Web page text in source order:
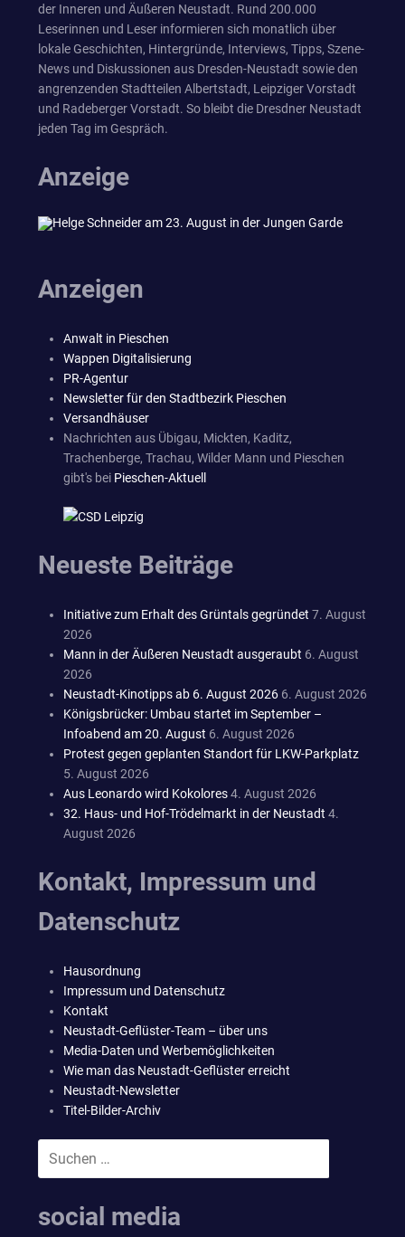
der Inneren und Äußeren Neustadt. Rund 200.000
Leserinnen und Leser informieren sich monatlich über
lokale Geschichten, Hintergründe, Interviews, Tipps, Szene-
News und Diskussionen aus Dresden-Neustadt sowie den
angrenzenden Stadtteilen Albertstadt, Leipziger Vorstadt
und Radeberger Vorstadt. So bleibt die Dresdner Neustadt
jeden Tag im Gespräch.
Anzeige
Anzeigen
Anwalt in Pieschen
Wappen Digitalisierung
PR-Agentur
Newsletter für den Stadtbezirk Pieschen
Versandhäuser
Nachrichten aus Übigau, Mickten, Kaditz,
Trachenberge, Trachau, Wilder Mann und Pieschen
gibt's bei Pieschen-Aktuell
Neueste Beiträge
Initiative zum Erhalt des Grüntals gegründet 7. August
2026
Mann in der Äußeren Neustadt ausgeraubt 6. August
2026
Neustadt-Kinotipps ab 6. August 2026 6. August 2026
Königsbrücker: Umbau startet im September –
Infoabend am 20. August 6. August 2026
Protest gegen geplanten Standort für LKW-Parkplatz
5. August 2026
Aus Leonardo wird Kokolores4. August 2026
32. Haus- und Hof-Trödelmarkt in der Neustadt 4.
August 2026
Kontakt, Impressum und
Datenschutz
Hausordnung
Impressum und Datenschutz
Kontakt
Neustadt-Geflüster-Team – über uns
Media-Daten und Werbemöglichkeiten
Wie man das Neustadt-Geflüster erreicht
Neustadt-Newsletter
Titel-Bilder-Archiv
social media